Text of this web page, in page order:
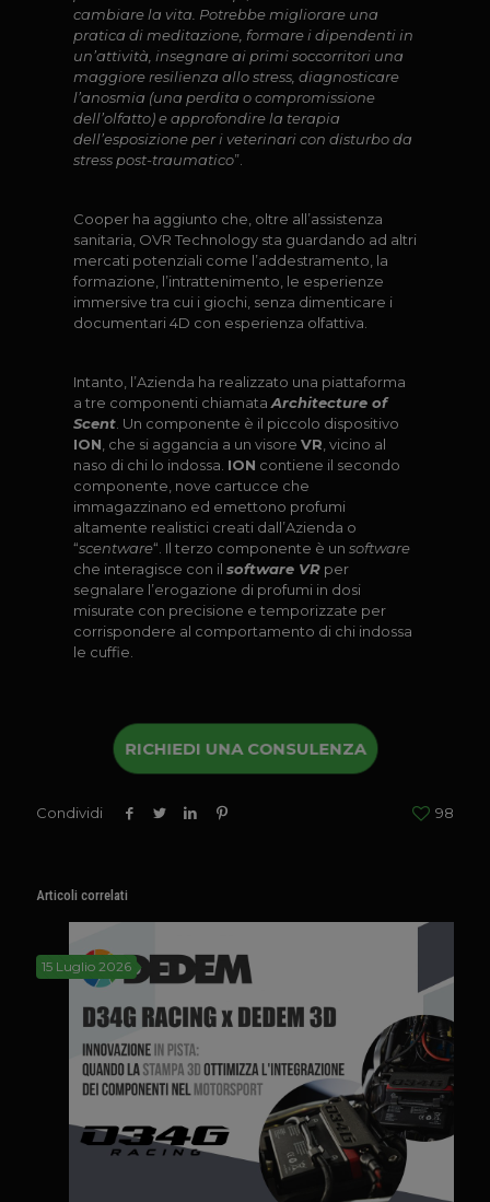
cambiare la vita. Potrebbe migliorare una
pratica di meditazione, formare i dipendenti in
un’attività, insegnare ai primi soccorritori una
maggiore resilienza allo stress, diagnosticare
l’anosmia (una perdita o compromissione
dell’olfatto) e approfondire la terapia
dell’esposizione per i veterinari con disturbo da
stress post-traumatico”.
Cooper ha aggiunto che, oltre all’assistenza
sanitaria, OVR Technology sta guardando ad altri
mercati potenziali come l’addestramento, la
formazione, l’intrattenimento, le esperienze
immersive tra cui i giochi, senza dimenticare i
documentari 4D con esperienza olfattiva.
Intanto, l’Azienda ha realizzato una piattaforma
a tre componenti chiamata Architecture of
Scent. Un componente è il piccolo dispositivo
ION , che si aggancia a un visore VR , vicino al
naso di chi lo indossa. ION contiene il secondo
componente, nove cartucce che
immagazzinano ed emettono profumi
altamente realistici creati dall’Azienda o
“scentware“. Il terzo componente è un software
che interagisce con il software VRper
segnalare l’erogazione di profumi in dosi
misurate con precisione e temporizzate per
corrispondere al comportamento di chi indossa
le cuffie.
RICHIEDI UNA CONSULENZA
Condividi 98
Articoli correlati
15 Luglio 2026